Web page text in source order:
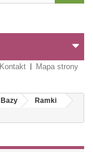
Kontakt Mapa strony
Bazy
Ramki